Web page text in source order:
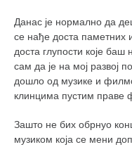
Данас је нормално да
се нађе доста паметних
доста глупости које
сам да је на мој развој
дошло од музике и
клинцима пустим праве
Зашто не бих обрнуо
музиком која се мени